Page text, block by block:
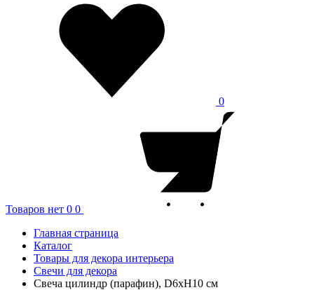
0
Товаров нет 0 0
Главная страница
Каталог
Товары для декора интерьера
Свечи для декора
Свеча цилиндр (парафин), D6хН10 см